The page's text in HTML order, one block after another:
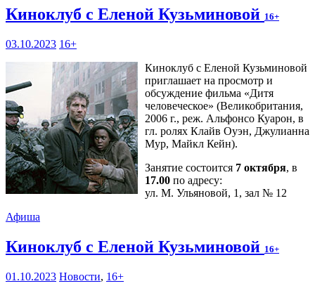
Киноклуб с Еленой Кузьминовой 16+
03.10.2023 16+
Киноклуб с Еленой Кузьминовой
приглашает на просмотр и
обсуждение фильма «Дитя
человеческое» (Великобритания,
2006 г., реж. Альфонсо Куарон, в
гл. ролях Клайв Оуэн, Джулианна
Мур, Майкл Кейн).
Занятие состоится 7 октября, в
17.00 по адресу:
ул. М. Ульяновой, 1, зал № 12
Афиша
Киноклуб с Еленой Кузьминовой 16+
01.10.2023 Новости, 16+